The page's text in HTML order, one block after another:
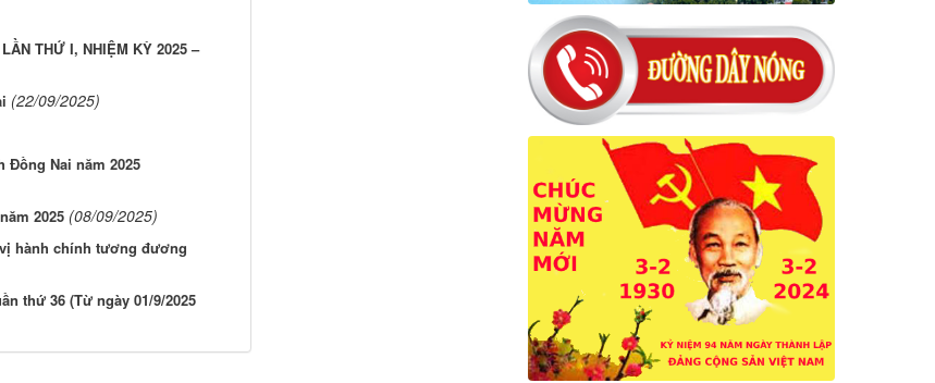
THỨ I, NHIỆM KỲ 2025 –
(22/09/2025)
Nai năm 2025
2025 (08/09/2025)
hành chính tương đương
thứ 36 (Từ ngày 01/9/2025